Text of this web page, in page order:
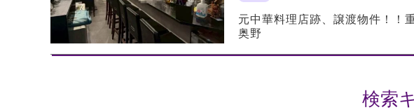
元中華料理店跡、譲渡物件！！
奥野
検索